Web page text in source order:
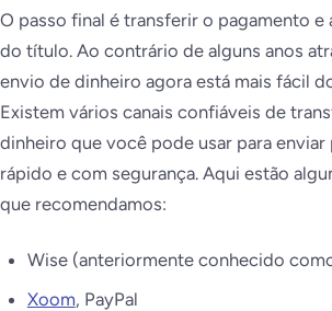
O passo final é transferir o pagamento e
do título. Ao contrário de alguns anos
envio de dinheiro agora está mais fácil
Existem vários canais confiáveis de
dinheiro que você pode usar para enviar
rápido e com segurança. Aqui estão
que recomendamos:
Wise (anteriormente conhecido
Xoom, PayPal